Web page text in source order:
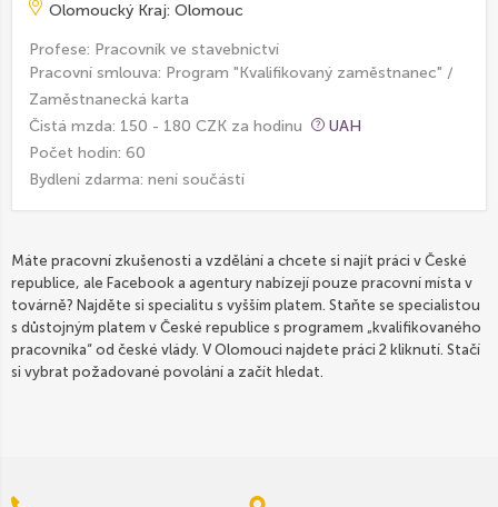
Olomoucký Kraj: Olomouc
Profese: Pracovník ve stavebnictví
Pracovní smlouva: Program "Kvalifikovaný zaměstnanec" /
Zaměstnanecká karta
Čistá mzda: 150 - 180 CZK za hodinu
UAH
Počet hodin: 60
Bydlení zdarma: není součástí
Máte pracovní zkušenosti a vzdělání a chcete si najít práci v České
republice, ale Facebook a agentury nabízejí pouze pracovní místa v
továrně? Najděte si specialitu s vyšším platem. Staňte se specialistou
s důstojným platem v České republice s programem „kvalifikovaného
pracovníka“ od české vlády. V Olomouci najdete práci 2 kliknutí. Stačí
si vybrat požadované povolání a začít hledat.